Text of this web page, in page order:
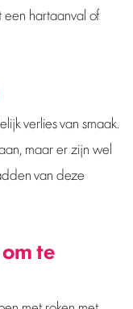
hartaanval of
verlies van smaak.
maar er zijn wel
van deze
te